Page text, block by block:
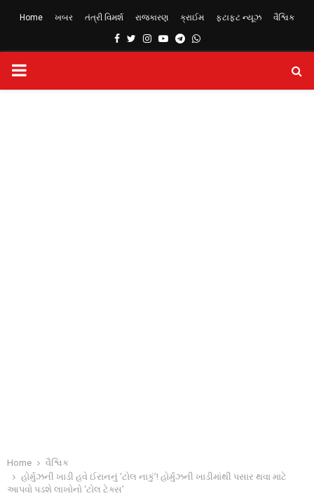
Home ખબર તંત્રી વિમર્શ રાજકારણ ક્રાઈમ ફટાફટ ન્યૂઝ વૈશ્વિક
Facebook
TwitterInstagram
YoutubeTelegram
Whatsapp
PRIMARY
Home
વૈશ્વિક
હોર્મુઝની ખાડી હવે ઈરાનનું ‘ટોલ નાકું’! હોર્મુઝની ખાડીમાંથી પસાર થવા માટે
આપવો પડશે લાખોનો ‘ટોલ ટેક્સ’